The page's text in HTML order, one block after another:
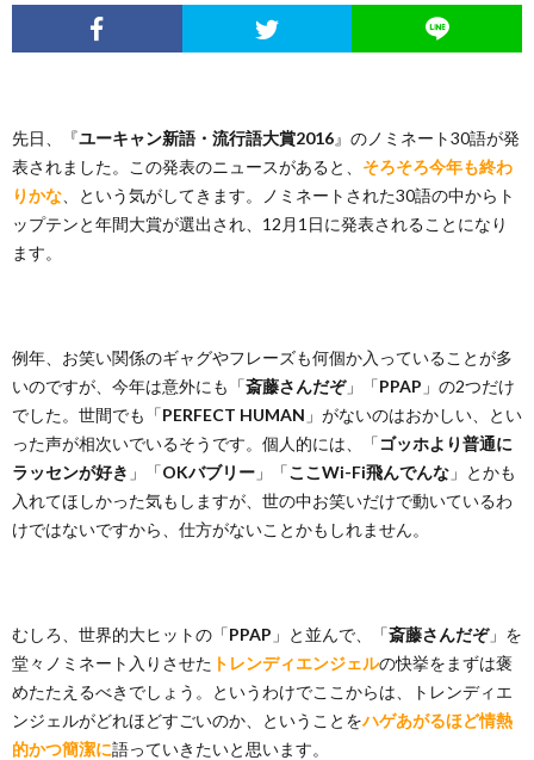
情
報
ー
人
列
先日、『ユーキャン新語・流行語大賞2016』のノミネート30語が発
表されました。この発表のニュースがあると、 そろそろ今年も終わ
りかな 、という気がしてきます。ノミネートされた30語の中からト
ップテンと年間大賞が選出され、12月1日に発表されることになり
ます。
例年、お笑い関係のギャグやフレーズも何個か入っていることが多
いのですが、今年は意外にも「斎藤さんだぞ」「PPAP 」の2つだけ
でした。世間でも「PERFECT HUMAN 」がないのはおかしい、とい
った声が相次いでいるそうです。個人的には、「ゴッホより普通に
ラッセンが好き 」「OKバブリー 」「ここWi-Fi飛んでんな 」とかも
入れてほしかった気もしますが、世の中お笑いだけで動いているわ
けではないですから、仕方がないことかもしれません。
むしろ、世界的大ヒットの「PPAP 」と並んで、「斎藤さんだぞ」を
堂々ノミネート入りさせた トレンディエンジェルの快挙をまずは褒
めたたえるべきでしょう。というわけでここからは、トレンディエ
ンジェルがどれほどすごいのか、ということをハゲあがるほど情熱
的かつ簡潔に語っていきたいと思います。